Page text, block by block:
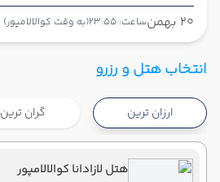
20 بهمن ساعت: 23:55 (به وقت کوالالامپور)
شروع سفر تهران ,
نوع سفر :هواییEconomy
ساعت حرکت :22:20
انتخاب هتل و رزرو
ارزان ترین گران ترین
هتل لازادانا کوالالامپور